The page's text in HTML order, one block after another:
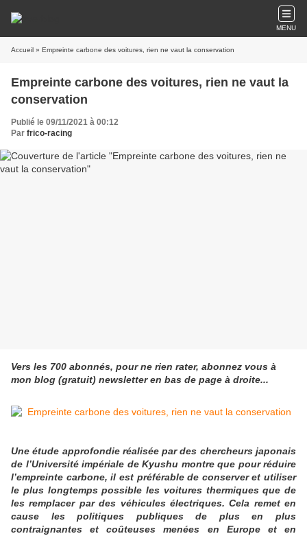
MENU
Accueil » Empreinte carbone des voitures, rien ne vaut la conservation
Empreinte carbone des voitures, rien ne vaut la
conservation
Publié le 09/11/2021 à 00:12
Par frico-racing
Vers les 700 abonnés, pour ne rien rater, abonnez vous à
mon blog (gratuit) newsletter en bas de page à droite...
Une étude approfondie réalisée par des chercheurs japonais
de l’Université impériale de Kyushu montre que pour réduire
l’empreinte carbone, il est préférable de conserver et utiliser
le plus longtemps possible les voitures thermiques que de
les remplacer par des véhicules électriques. Cela remet en
cause les politiques publiques de plus en plus
contraignantes et coûteuses menées en Europe et en